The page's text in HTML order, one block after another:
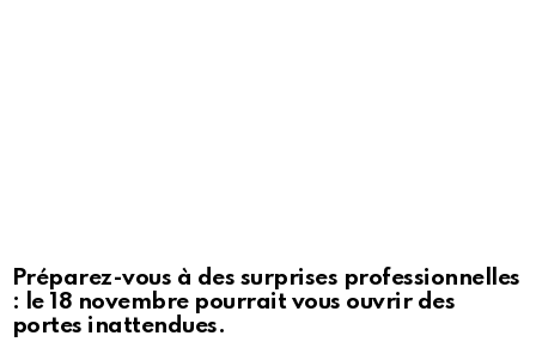
Préparez-vous à des surprises professionnelles
: le 18 novembre pourrait vous ouvrir des
portes inattendues.